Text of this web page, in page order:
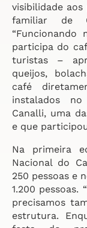
visibilidade
familiar de
“Funcionando
participa do
turistas –
queijos,
café
instalados
Canalli, uma
e que
Na primeira
Nacional do
250 pessoas e
1.200 pessoas.
precisamos
estrutura.